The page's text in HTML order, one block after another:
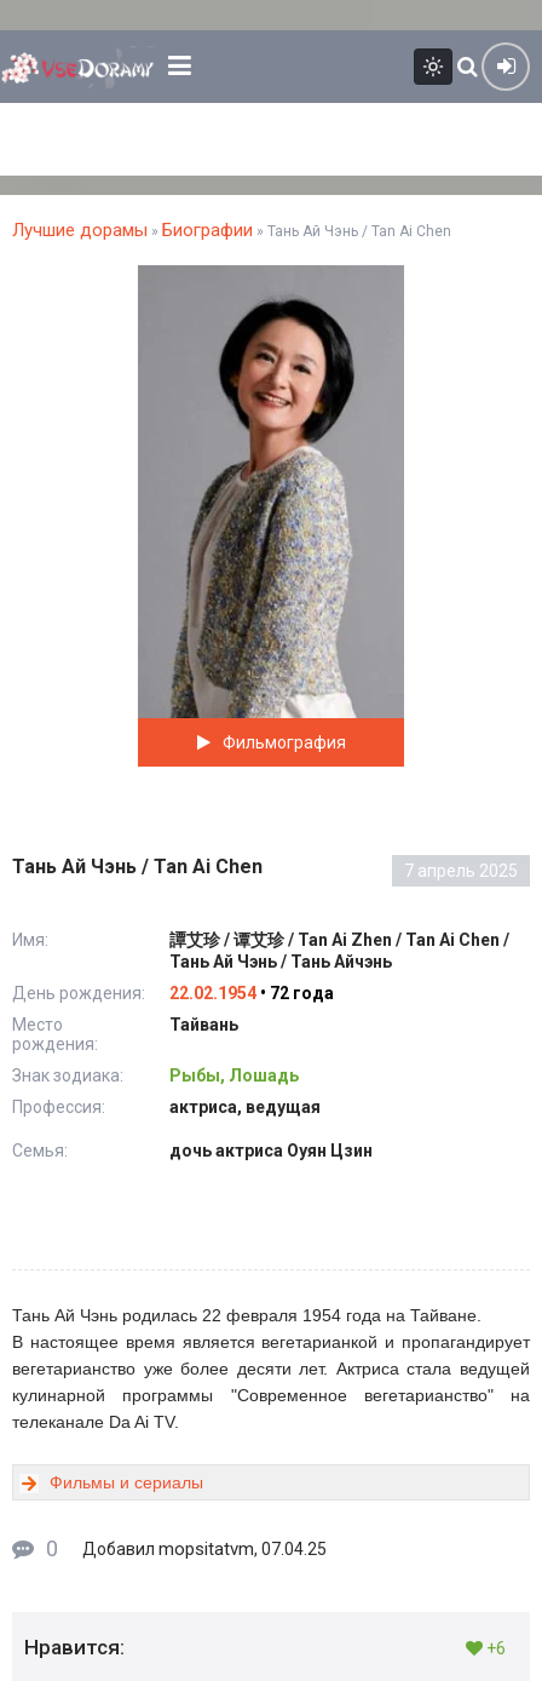
Лучшие дорамы » Биографии » Тань Ай Чэнь / Tan Ai Chen
Фильмография
Тань Ай Чэнь / Tan Ai Chen 7 апрель 2025
Имя:
譚艾珍 / 谭艾珍 / Tan Ai Zhen / Tan Ai Chen /
Тань Ай Чэнь / Тань Айчэнь
День рождения:
22.02.1954 • 72 года
Место
рождения:
Тайвань
Знак зодиака:
Рыбы, Лошадь
Профессия:
актриса, ведущая
Семья: дочь актриса Оуян Цзин
Тань Ай Чэнь родилась 22 февраля 1954 года на Тайване.
В настоящее время является вегетарианкой и пропагандирует
вегетарианство уже более десяти лет. Актриса стала ведущей
кулинарной программы "Современное вегетарианство" на
телеканале Da Ai TV.
Фильмы и сериалы
0 Добавил mopsitatvm, 07.04.25
Нравится: +6